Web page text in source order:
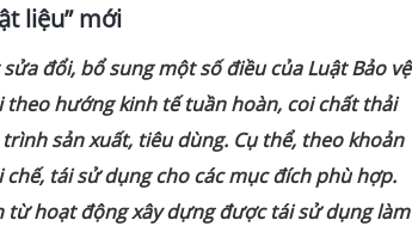
liệu” mới
đổi, bổ sung một số điều của Luật Bảo vệ
hướng kinh tế tuần hoàn, coi chất thải
sản xuất, tiêu dùng. Cụ thể, theo khoản
tái sử dụng cho các mục đích phù hợp.
từ hoạt động xây dựng được tái sử dụng làm